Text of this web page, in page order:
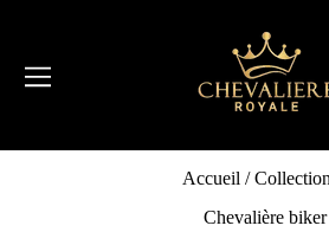
Accueil /
Chevalière biker